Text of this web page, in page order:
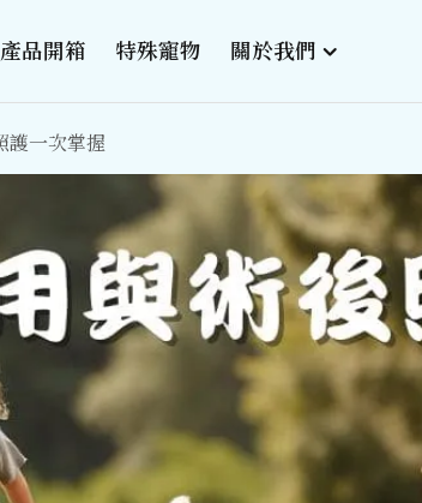
產品開箱 特殊寵物 關於我們
護一次掌握